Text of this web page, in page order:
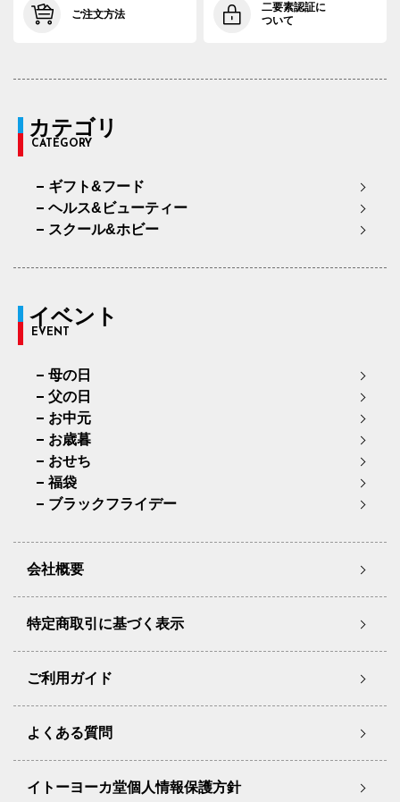
ご注文方法
二要素認証に
ついて
カテゴリ
CATEGORY
ギフト&フード
ヘルス&ビューティー
スクール&ホビー
イベント
EVENT
母の日
父の日
お中元
お歳暮
おせち
福袋
ブラックフライデー
会社概要
特定商取引に基づく表示
ご利用ガイド
よくある質問
イトーヨーカ堂個人情報保護方針